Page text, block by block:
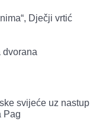
Dječji vrtić
dvorana
svijeće uz nastup
Pag